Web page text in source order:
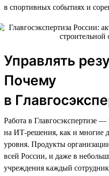
в спортивных событиях и
Управлять
Почему
в
Работа в Главгосэкспертизе
на ИТ-решения, как и многие
уровня. Продукты
всей России, и даже в
учреждения каждый